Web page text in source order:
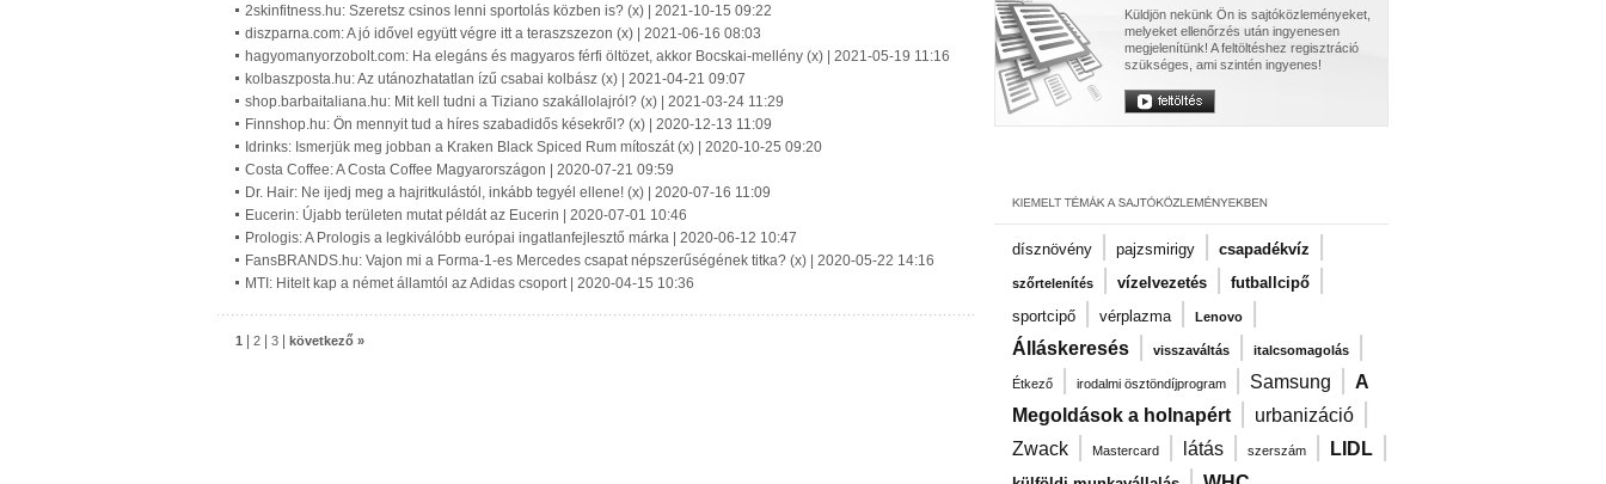
2skinfitness.hu: Szeretsz csinos lenni sportolás közben is? (x) | 2021-10-15 09:22
diszparna.com: A jó idővel együtt végre itt a teraszszezon (x) | 2021-06-16 08:03
hagyomanyorzobolt.com: Ha elegáns és magyaros férfi öltözet, akkor Bocskai-mellény (x) | 2021-05-19 11:16
kolbaszposta.hu: Az utánozhatatlan ízű csabai kolbász (x) | 2021-04-21 09:07
shop.barbaitaliana.hu: Mit kell tudni a Tiziano szakállolajról? (x) | 2021-03-24 11:29
Finnshop.hu: Ön mennyit tud a híres szabadidős késekről? (x) | 2020-12-13 11:09
Idrinks: Ismerjük meg jobban a Kraken Black Spiced Rum mítoszát (x) | 2020-10-25 09:20
Costa Coffee: A Costa Coffee Magyarországon | 2020-07-21 09:59
Dr. Hair: Ne ijedj meg a hajritkulástól, inkább tegyél ellene! (x) | 2020-07-16 11:09
Eucerin: Újabb területen mutat példát az Eucerin | 2020-07-01 10:46
Prologis: A Prologis a legkiválóbb európai ingatlanfejlesztő márka | 2020-06-12 10:47
FansBRANDS.hu: Vajon mi a Forma-1-es Mercedes csapat népszerűségének titka? (x) | 2020-05-22 14:16
MTI: Hitelt kap a német államtól az Adidas csoport | 2020-04-15 10:36
1 2 3 következő »
Küldjön nekünk Ön is sajtóközleményeket,
melyeket ellenőrzés után ingyenesen
megjelenítünk! A feltöltéshez regisztráció
szükséges, ami szintén ingyenes!
dísznövény | pajzsmirigy | csapadékvíz |
szőrtelenítés | vízelvezetés | futballcipő |
sportcipő | vérplazma | Lenovo |
Álláskeresés | visszaváltás | italcsomagolás |
Étkező | irodalmi ösztöndíjprogram | Samsung | A
Megoldások a holnapért | urbanizáció |
Zwack | Mastercard | látás | szerszám | LIDL |